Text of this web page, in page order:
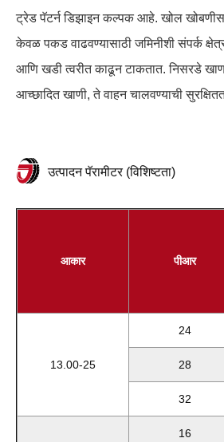
ट्रेड पॅटर्न डिझाइन कल्पक आहे. खोल
केवळ पकड वाढवण्यासाठी जमिनीशी संपर्क
आणि खडी त्वरीत काढून टाकतात. निसरडे
आच्छादित खाणी, ते वाहन चालवण्याची
उत्पादन पॅरामीटर (विशिष्टता)
आकार पीआर
13.00-25
24
28
32
16